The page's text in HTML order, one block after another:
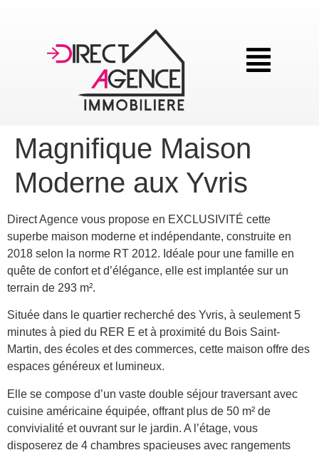
Magnifique Maison
Moderne aux Yvris
Direct Agence vous propose en EXCLUSIVITÉ cette
superbe maison moderne et indépendante, construite en
2018 selon la norme RT 2012. Idéale pour une famille en
quête de confort et d’élégance, elle est implantée sur un
terrain de 293 m².
Située dans le quartier recherché des Yvris, à seulement 5
minutes à pied du RER E et à proximité du Bois Saint-
Martin, des écoles et des commerces, cette maison offre des
espaces généreux et lumineux.
Elle se compose d’un vaste double séjour traversant avec
cuisine américaine équipée, offrant plus de 50 m² de
convivialité et ouvrant sur le jardin. A l’étage, vous
disposerez de 4 chambres spacieuses avec rangements